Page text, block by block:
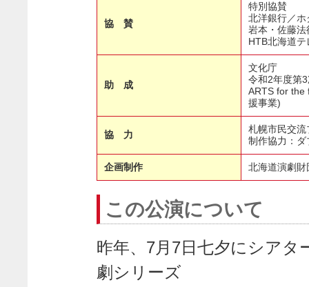
協 賛
特別協賛
北洋銀行／
岩本・佐藤
HTB北海道
助 成
文化庁
令和2年度第
ARTS for the
援事業)
協 力
札幌市民交
制作協力：
企画制作 北海道演劇財
この公演について
昨年、7月7日七夕にシアタ
劇シリーズ